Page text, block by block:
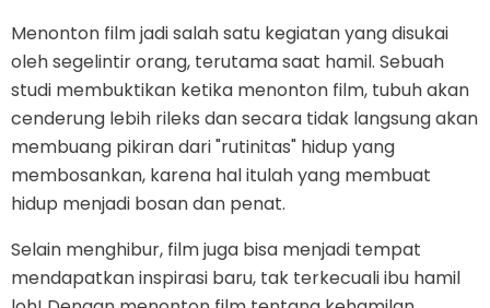
Menonton film jadi salah satu kegiatan yang disukai
oleh segelintir orang, terutama saat hamil. Sebuah
studi membuktikan ketika menonton film, tubuh akan
cenderung lebih rileks dan secara tidak langsung akan
membuang pikiran dari "rutinitas" hidup yang
membosankan, karena hal itulah yang membuat
hidup menjadi bosan dan penat.
Selain menghibur, film juga bisa menjadi tempat
mendapatkan inspirasi baru, tak terkecuali ibu hamil